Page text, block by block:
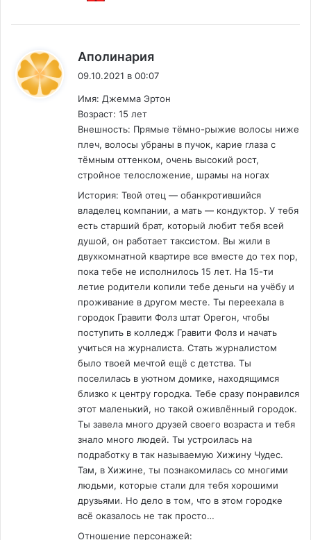
Аполинария
09.10.2021 в 00:07
Имя: Джемма Эртон
Возраст: 15 лет
Внешность: Прямые тёмно-рыжие волосы ниже
плеч, волосы убраны в пучок, карие глаза с
тёмным оттенком, очень высокий рост,
стройное телосложение, шрамы на ногах
История: Твой отец — обанкротившийся
владелец компании, а мать — кондуктор. У тебя
есть старший брат, который любит тебя всей
душой, он работает таксистом. Вы жили в
двухкомнатной квартире все вместе до тех пор,
пока тебе не исполнилось 15 лет. На 15-ти
летие родители копили тебе деньги на учёбу и
проживание в другом месте. Ты переехала в
городок Гравити Фолз штат Орегон, чтобы
поступить в колледж Гравити Фолз и начать
учиться на журналиста. Стать журналистом
было твоей мечтой ещё с детства. Ты
поселилась в уютном домике, находящимся
близко к центру городка. Тебе сразу понравился
этот маленький, но такой оживлённый городок.
Ты завела много друзей своего возраста и тебя
знало много людей. Ты устроилась на
подработку в так называемую Хижину Чудес.
Там, в Хижине, ты познакомилась со многими
людьми, которые стали для тебя хорошими
друзьями. Но дело в том, что в этом городке
всё оказалось не так просто…
Отношение персонажей: